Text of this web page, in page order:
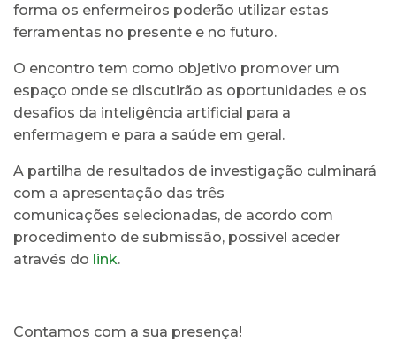
forma os enfermeiros poderão utilizar estas
ferramentas no presente e no futuro.
O encontro tem como objetivo promover um
espaço onde se discutirão as oportunidades e os
desafios da inteligência artificial para a
enfermagem e para a saúde em geral.
A partilha de resultados de investigação culminará
com a apresentação das três
comunicações selecionadas, de acordo com
procedimento de submissão, possível aceder
através do link.
Contamos com a sua presença!